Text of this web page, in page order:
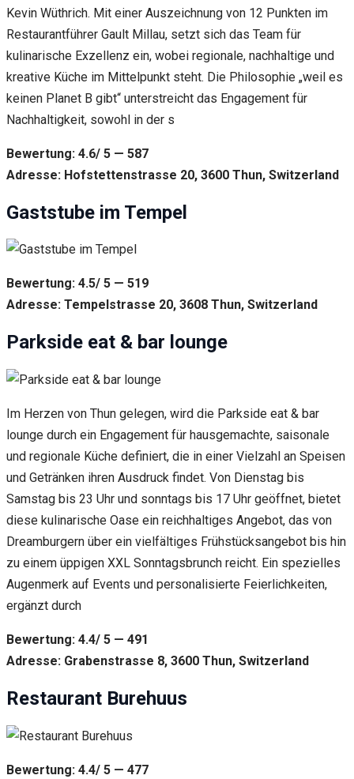
Kevin Wüthrich. Mit einer Auszeichnung von 12 Punkten im
Restaurantführer Gault Millau, setzt sich das Team für
kulinarische Exzellenz ein, wobei regionale, nachhaltige und
kreative Küche im Mittelpunkt steht. Die Philosophie „weil es
keinen Planet B gibt“ unterstreicht das Engagement für
Nachhaltigkeit, sowohl in der s
Bewertung: 4.6/ 5 — 587
Adresse: Hofstettenstrasse 20, 3600 Thun, Switzerland
Gaststube im Tempel
Bewertung: 4.5/ 5 — 519
Adresse: Tempelstrasse 20, 3608 Thun, Switzerland
Parkside eat & bar lounge
Im Herzen von Thun gelegen, wird die Parkside eat & bar
lounge durch ein Engagement für hausgemachte, saisonale
und regionale Küche definiert, die in einer Vielzahl an Speisen
und Getränken ihren Ausdruck findet. Von Dienstag bis
Samstag bis 23 Uhr und sonntags bis 17 Uhr geöffnet, bietet
diese kulinarische Oase ein reichhaltiges Angebot, das von
Dreamburgern über ein vielfältiges Frühstücksangebot bis hin
zu einem üppigen XXL Sonntagsbrunch reicht. Ein spezielles
Augenmerk auf Events und personalisierte Feierlichkeiten,
ergänzt durch
Bewertung: 4.4/ 5 — 491
Adresse: Grabenstrasse 8, 3600 Thun, Switzerland
Restaurant Burehuus
Bewertung: 4.4/ 5 — 477